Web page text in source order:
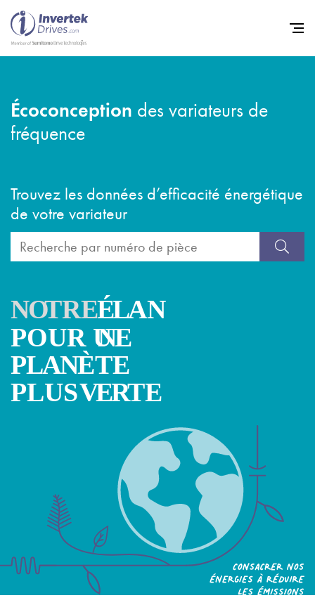
Écoconception des variateurs de
fréquence
Trouvez les données d’efficacité énergétique
de votre variateur
Carrière
À propos